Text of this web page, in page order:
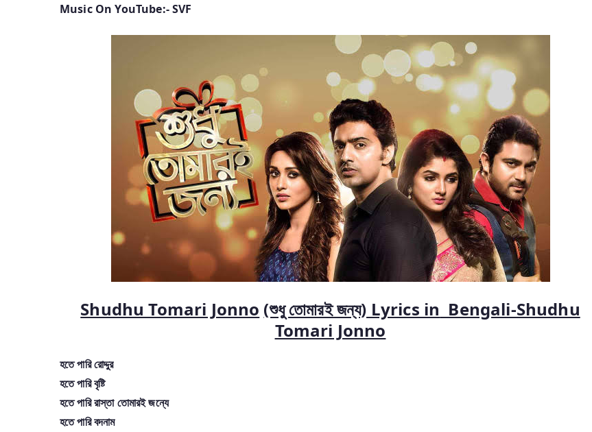
Music On YouTube:- SVF
Shudhu Tomari Jonno (শুধু তোমারই জন্য) Lyrics in Bengali-Shudhu
Tomari Jonno
হতে পারি রোদ্দুর
হতে পারি বৃষ্টি
হতে পারি রাস্তা তোমারই জন্যে
হতে পারি বদনাম